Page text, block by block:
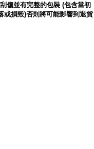
傷並有完整的包裝 (包含當初
或損毀)否則將可能影響到退貨